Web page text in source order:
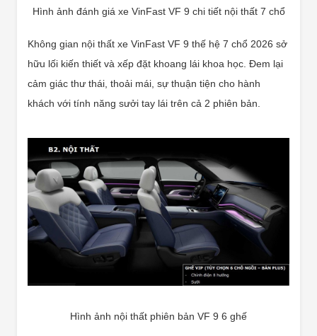
Hình ảnh đánh giá xe VinFast VF 9 chi tiết nội thất 7 chổ
Không gian nội thất xe VinFast VF 9 thế hệ 7 chổ 2026 sở
hữu lối kiến thiết và xếp đặt khoang lái khoa học. Đem lại
cảm giác thư thái, thoải mái, sự thuận tiện cho hành
khách với tính năng sưởi tay lái trên cả 2 phiên bản.
Hình ảnh nội thất phiên bản VF 9 6 ghế